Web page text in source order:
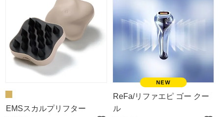
EMSスカルプリフター
ReFa/リファエピ ゴー クー
ル